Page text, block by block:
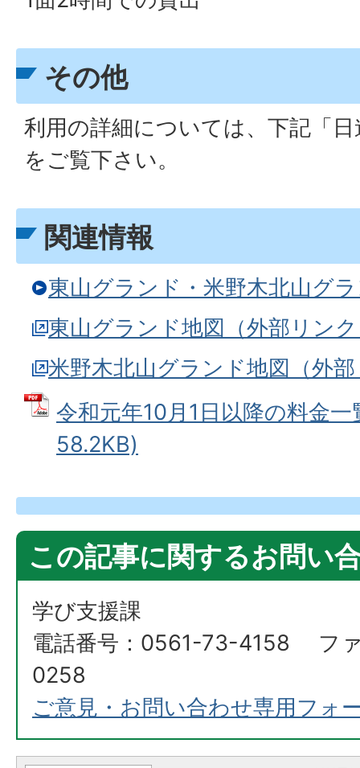
その他
利用の詳細については、下記「
をご覧下さい。
関連情報
東山グランド・米野木北山グ
東山グランド地図（外部リン
米野木北山グランド地図（外
令和元年10月1日以降の料金
58.2KB)
この記事に関するお問い
学び支援課
電話番号：0561-73-4158 フ
0258
ご意見・お問い合わせ専用フォ